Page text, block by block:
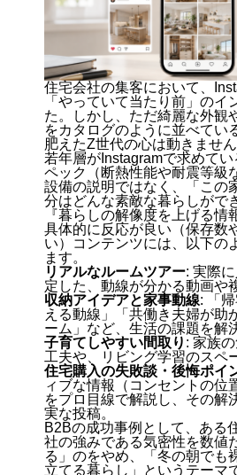
住宅会社の集客において、
「やっていて当たり前」のイ
た。しかし、ただ綺麗な外観
をカタログのように並べてい
肥えたZ世代の心は動きません
若年層がInstagramで求めて
ペック（断熱性能や耐震等級
設備の説明ではなく、「この
分はどんな素敵な暮らしがで
『暮らしの解像度を上げる情
具体的に反応が良い（保存数
い）コンテンツには、以下の
ます。
リアルなルームツアー: 実際
定した、動線が分かる動画や
収納アイデアと家事動線: 「
える動線」「共働き夫婦が助
ーム」など、生活の課題を解
子育てしやすい間取り : 家族
工夫や、リビング学習のスペ
住宅購入の失敗談・後悔ポイ
ィブな情報（コンセントの位
をプロ目線で解説し、その解
実な投稿。
B2Bの成功事例として、ある
社の強みである気密性を数値
る」のをやめ、「冬の朝でも
立てる暮らし」というテーマ